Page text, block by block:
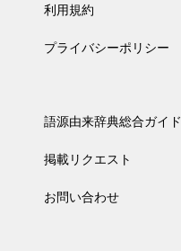
利用規約
プライバシーポリシー
語源由来辞典総合ガイド
掲載リクエスト
お問い合わせ